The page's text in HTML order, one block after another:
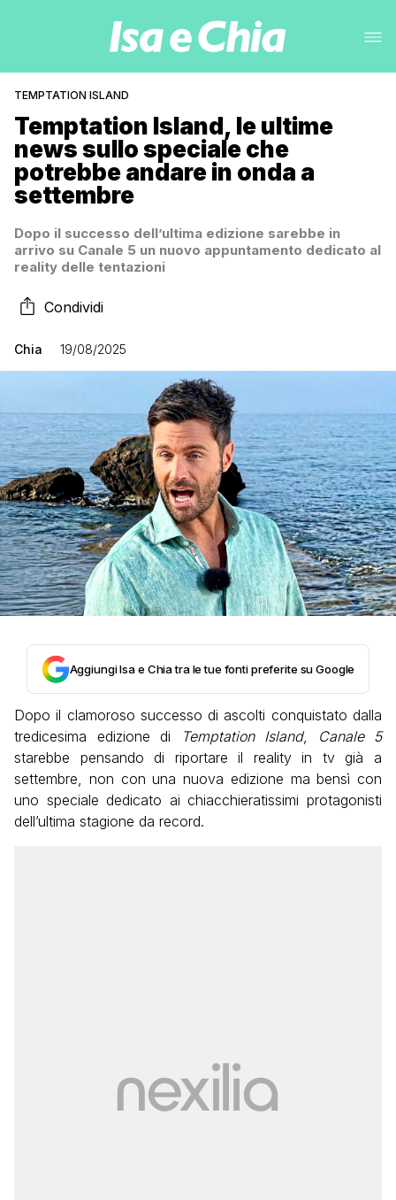
TEMPTATION ISLAND
Temptation Island, le ultime
news sullo speciale che
potrebbe andare in onda a
settembre
Dopo il successo dell’ultima edizione sarebbe in
arrivo su Canale 5 un nuovo appuntamento dedicato al
reality delle tentazioni
Condividi
Chia 19/08/2025
Aggiungi Isa e Chia tra le tue fonti preferite su Google
Dopo il clamoroso successo di ascolti conquistato dalla
tredicesima edizione di
Temptation Island,
Canale 5
starebbe pensando di riportare il reality in tv già a
settembre, non con una nuova edizione ma bensì con
uno speciale dedicato ai chiacchieratissimi protagonisti
dell’ultima stagione da record.